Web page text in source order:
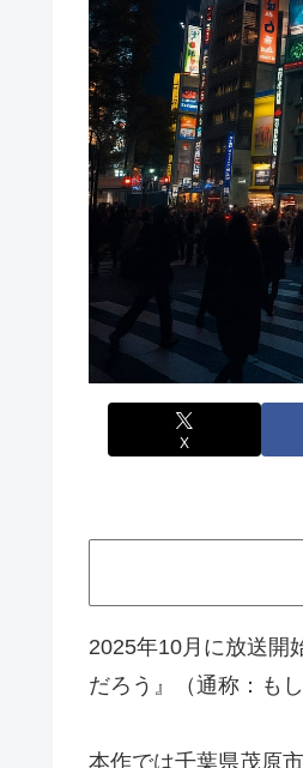
X
2025年10月に放送開
だろう』（通称：も
本作では千葉県茂原